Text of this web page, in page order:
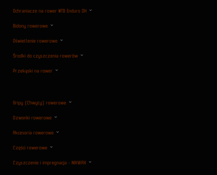
Ochraniacze na rower MTB Enduro DH
Bidony rowerowe
Oświetlenie rowerowe
Środki do czyszczenia rowerów
Przekąski na rower
Gripy (Chwyty) rowerowe
Dzwonki rowerowe
Akcesoria rowerowe
Części rowerowe
Czyszczenie i impregnacja - NIKWAX